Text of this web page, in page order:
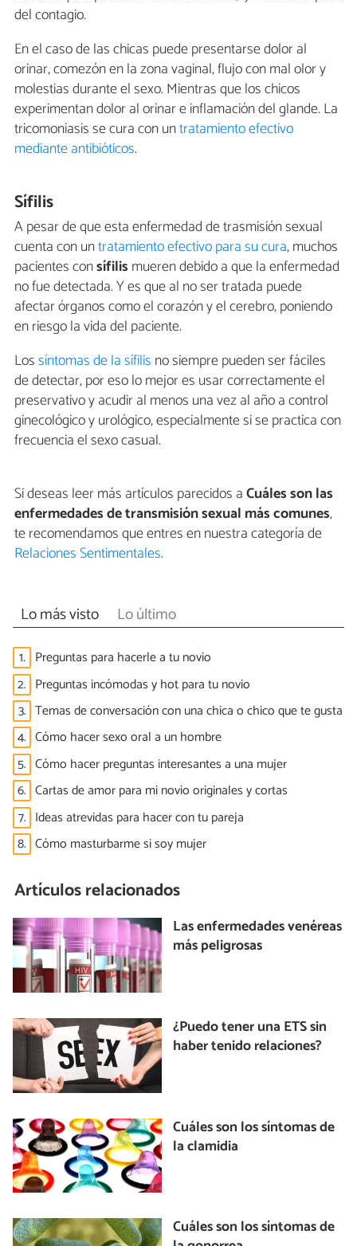
del contagio.
En el caso de las chicas puede presentarse dolor al
orinar, comezón en la zona vaginal, flujo con mal olor y
molestias durante el sexo. Mientras que los chicos
experimentan dolor al orinar e inflamación del glande. La
tricomoniasis se cura con untratamiento efectivo
mediante antibióticos.
Sífilis
A pesar de que esta enfermedad de trasmisión sexual
cuenta con untratamiento efectivo para su cura, muchos
pacientes consífilis mueren debido a que la enfermedad
no fue detectada. Y es que al no ser tratada puede
afectar órganos como el corazón y el cerebro, poniendo
en riesgo la vida del paciente.
Lossíntomas de la sífilis no siempre pueden ser fáciles
de detectar, por eso lo mejor es usar correctamente el
preservativo y acudir al menos una vez al año a control
ginecológico y urológico, especialmente si se practica con
frecuencia el sexo casual.
Si deseas leer más artículos parecidos aCuáles son las
enfermedades de transmisión sexual más comunes,
te recomendamos que entres en nuestra categoría de
Relaciones Sentimentales.
Lo más visto Lo último
1. Preguntas para hacerle a tu novio
2. Preguntas incómodas y hot para tu novio
3. Temas de conversación con una chica o chico que te gusta
4. Cómo hacer sexo oral a un hombre
5. Cómo hacer preguntas interesantes a una mujer
6. Cartas de amor para mi novio originales y cortas
7. Ideas atrevidas para hacer con tu pareja
8. Cómo masturbarme si soy mujer
Artículos relacionados
Las enfermedades venéreas
más peligrosas
¿Puedo tener una ETS sin
haber tenido relaciones?
Cuáles son los síntomas de
la clamidia
Cuáles son los síntomas de